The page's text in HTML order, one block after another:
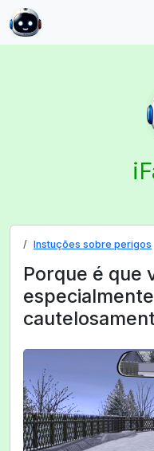
Instuções sobre perigos
Porque é que